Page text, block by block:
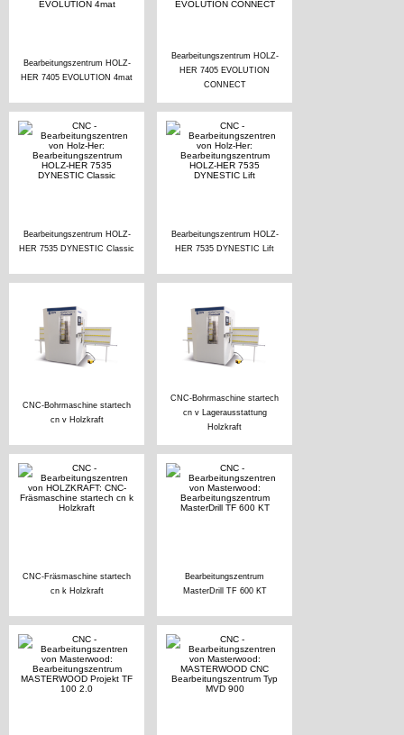
Bearbeitungszentrum HOLZ-
HER 7405 EVOLUTION 4mat
Bearbeitungszentrum HOLZ-
HER 7405 EVOLUTION
CONNECT
Bearbeitungszentrum HOLZ-
HER 7535 DYNESTIC Classic
Bearbeitungszentrum HOLZ-
HER 7535 DYNESTIC Lift
CNC-Bohrmaschine startech
cn v Holzkraft
CNC-Bohrmaschine startech
cn v Lagerausstattung
Holzkraft
CNC-Fräsmaschine startech
cn k Holzkraft
Bearbeitungszentrum
MasterDrill TF 600 KT